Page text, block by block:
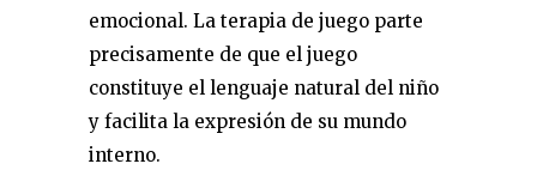
emocional. La terapia de juego parte
precisamente de que el juego
constituye el lenguaje natural del niño
y facilita la expresión de su mundo
interno.